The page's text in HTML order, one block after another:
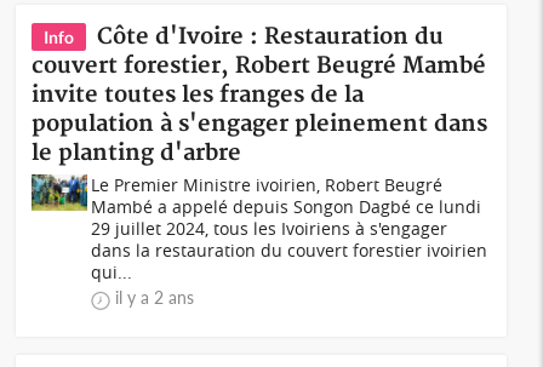
Info
Côte d'Ivoire : Restauration du
couvert forestier, Robert Beugré Mambé
invite toutes les franges de la
population à s'engager pleinement dans
le planting d'arbre
Le Premier Ministre ivoirien, Robert Beugré
Mambé a appelé depuis Songon Dagbé ce lundi
29 juillet 2024, tous les Ivoiriens à s'engager
dans la restauration du couvert forestier ivoirien
qui...
il y a 2 ans